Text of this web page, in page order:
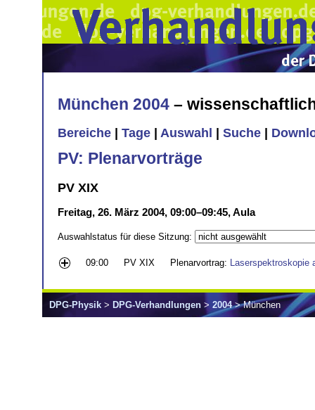
München 2004 –
Bereiche Tage Auswahl Suche
PV: Plenarvorträge
PV XIX
Freitag, 26. März 2004, 09:00–09:45, Aula
Auswahlstatus für diese Sitzung:
09:00 PV XIX Plenarvortrag: Laserspektroskopie
DPG-Physik > DPG-Verhandlungen > 2004> München